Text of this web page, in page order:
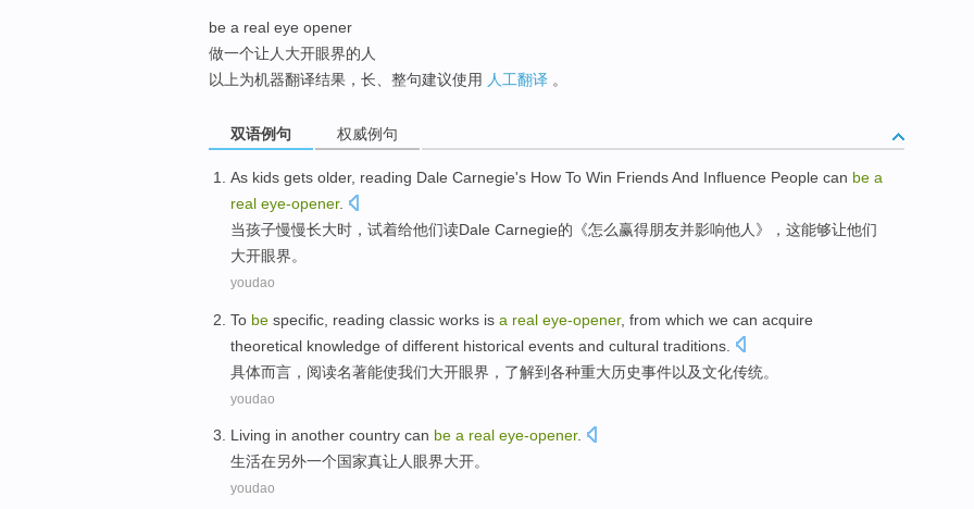
be a real eye opener
做一个让人大开眼界的人
以上为机器翻译结果，长、整句建议使用 人工翻译 。
双语例句 权威例句
As kids gets older, reading Dale Carnegie's How To Win FriendsAnd Influence People can be a
real eye-opener.
当孩子慢慢长大时，试着给他们读Dale Carnegie的 《怎么赢得朋友并影响他人》，这能够让他们
大开眼界。
youdao
To be specific reading classic works is a real eye-opener, from which we can acquire
theoretical knowledge of different historical events and cultural traditions
具体而言， 阅读名著能使我们大开眼界 ， 了解到各种重大历史事件以及文化传统。
youdao
Living in another country can be a real eye-opener.
生活在另外一个国家真让人眼界大开。
youdao